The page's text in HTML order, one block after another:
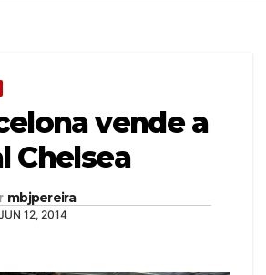
vende a
Chelsea
mbjpereira
12, 2014